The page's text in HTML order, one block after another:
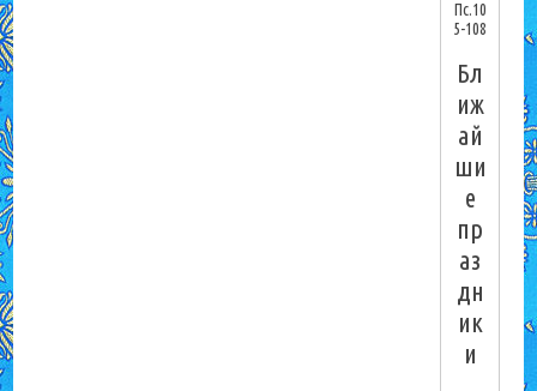
Пс.10
5-108
Бл
иж
ай
ши
е
пр
аз
дн
ик
и